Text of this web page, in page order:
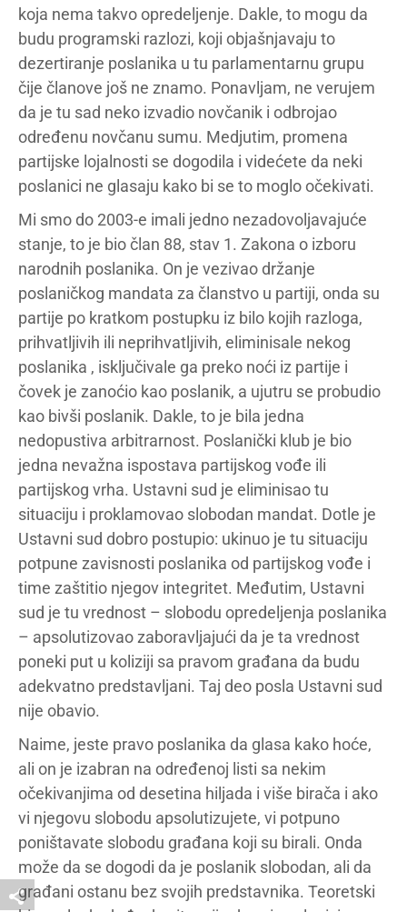
koja nema takvo opredeljenje. Dakle, to mogu da
budu programski razlozi, koji objašnjavaju to
dezertiranje poslanika u tu parlamentarnu grupu
čije članove još ne znamo. Ponavljam, ne verujem
da je tu sad neko izvadio novčanik i odbrojao
određenu novčanu sumu. Medjutim, promena
partijske lojalnosti se dogodila i videćete da neki
poslanici ne glasaju kako bi se to moglo očekivati.
Mi smo do 2003-e imali jedno nezadovoljavajuće
stanje, to je bio član 88, stav 1. Zakona o izboru
narodnih poslanika. On je vezivao držanje
poslaničkog mandata za članstvo u partiji, onda su
partije po kratkom postupku iz bilo kojih razloga,
prihvatljivih ili neprihvatljivih, eliminisale nekog
poslanika , isključivale ga preko noći iz partije i
čovek je zanoćio kao poslanik, a ujutru se probudio
kao bivši poslanik. Dakle, to je bila jedna
nedopustiva arbitrarnost. Poslanički klub je bio
jedna nevažna ispostava partijskog vođe ili
partijskog vrha. Ustavni sud je eliminisao tu
situaciju i proklamovao slobodan mandat. Dotle je
Ustavni sud dobro postupio: ukinuo je tu situaciju
potpune zavisnosti poslanika od partijskog vođe i
time zaštitio njegov integritet. Međutim, Ustavni
sud je tu vrednost – slobodu opredeljenja poslanika
– apsolutizovao zaboravljajući da je ta vrednost
poneki put u koliziji sa pravom građana da budu
adekvatno predstavljani. Taj deo posla Ustavni sud
nije obavio.
Naime, jeste pravo poslanika da glasa kako hoće,
ali on je izabran na određenoj listi sa nekim
očekivanjima od desetina hiljada i više birača i ako
vi njegovu slobodu apsolutizujete, vi potpuno
poništavate slobodu građana koji su birali. Onda
može da se dogodi da je poslanik slobodan, ali da
građani ostanu bez svojih predstavnika. Teoretski